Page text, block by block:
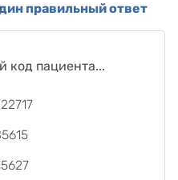
правильный ответ
код пациента...